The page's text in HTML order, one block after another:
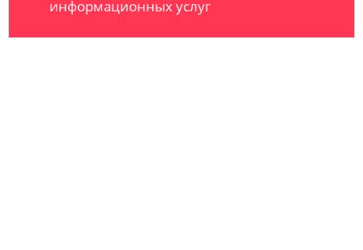
информационных услуг